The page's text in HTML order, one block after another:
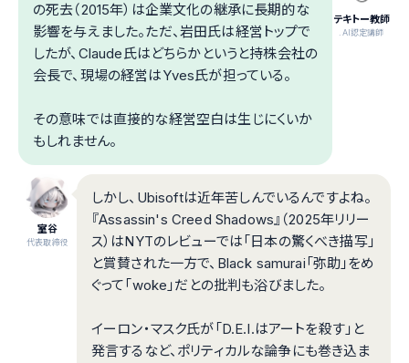
テキトー教師
.AI認定講師
の死去（2015年）は企業文化の継承に長期的な
影響を与えました。ただ、岩田氏は経営トップで
したが、Claude氏はどちらかというと持株会社の
会長で、現場の経営はYves氏が担っている。
その意味では直接的な経営空白は生じにくいか
もしれません。
室谷
代表取締役
しかし、Ubisoftは近年苦しんでいるんですよね。
『Assassin's Creed Shadows』（2025年リリー
ス）はNYTのレビューでは「日本の驚くべき描写」
と賞賛された一方で、Black samurai「弥助」をめ
ぐって「woke」だとの批判も浴びました。
イーロン・マスク氏が「D.E.I.はアートを殺す」と
発言するなど、ポリティカルな論争にも巻き込ま